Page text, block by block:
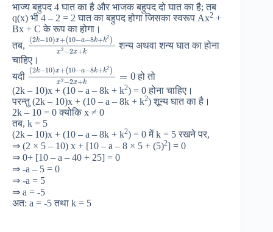
भाज्य बहुपद 4 घात का है और भाजक बहुपद दो घात का है; तब
q(x) भी 4 – 2 = 2 घात का बहुपद होगा जिसका स्वरूप Ax2 +
Bx + C के रूप का होगा।
तब,
(2k−10)x+(10−a−8k+k2 )
x2 −2x+k
शन्य अथवा शन्य घात का होना
चाहिए।
यदी
(2k−10)x+(10−a−8k+k2 )
x2 −2x+k = 0 हो तो
(2k – 10)x + (10 – a – 8k + k2) = 0 होना चाहिए।
परन्तु (2k – 10)x + (10 – a – 8k + k2) शून्य घात का है।
2k – 10 = 0 क्योकि x ≠ 0
तब, k = 5
(2k – 10)x + (10 – a – 8k + k2) = 0 में k = 5 रखने पर,
⇒ (2 × 5 – 10) x + [10 – a – 8 × 5 + (5)2] = 0
⇒ 0+ [10 – a – 40 + 25] = 0
⇒ -a – 5 = 0
⇒ -a = 5
⇒ a = -5
अत: a = -5 तथा k = 5